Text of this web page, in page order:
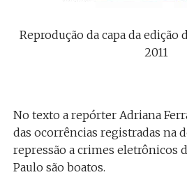
Reprodução da capa da edição
2011
No texto a repórter Adriana
das ocorrências registradas na
repressão a crimes eletrônicos
Paulo são boatos.